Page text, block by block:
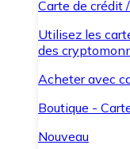
Carte de crédit
Utilisez les
des
Acheter avec
Boutique -
Nouveau